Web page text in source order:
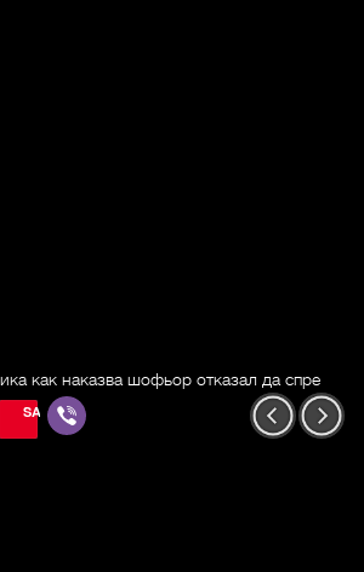
как наказва шофьор отказал да спре
SAVE